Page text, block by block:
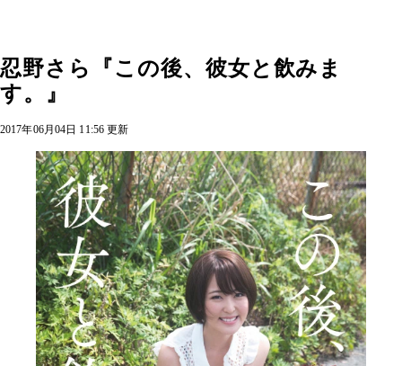
忍野さら『この後、彼女と飲みま
す。』
2017年06月04日 11:56 更新